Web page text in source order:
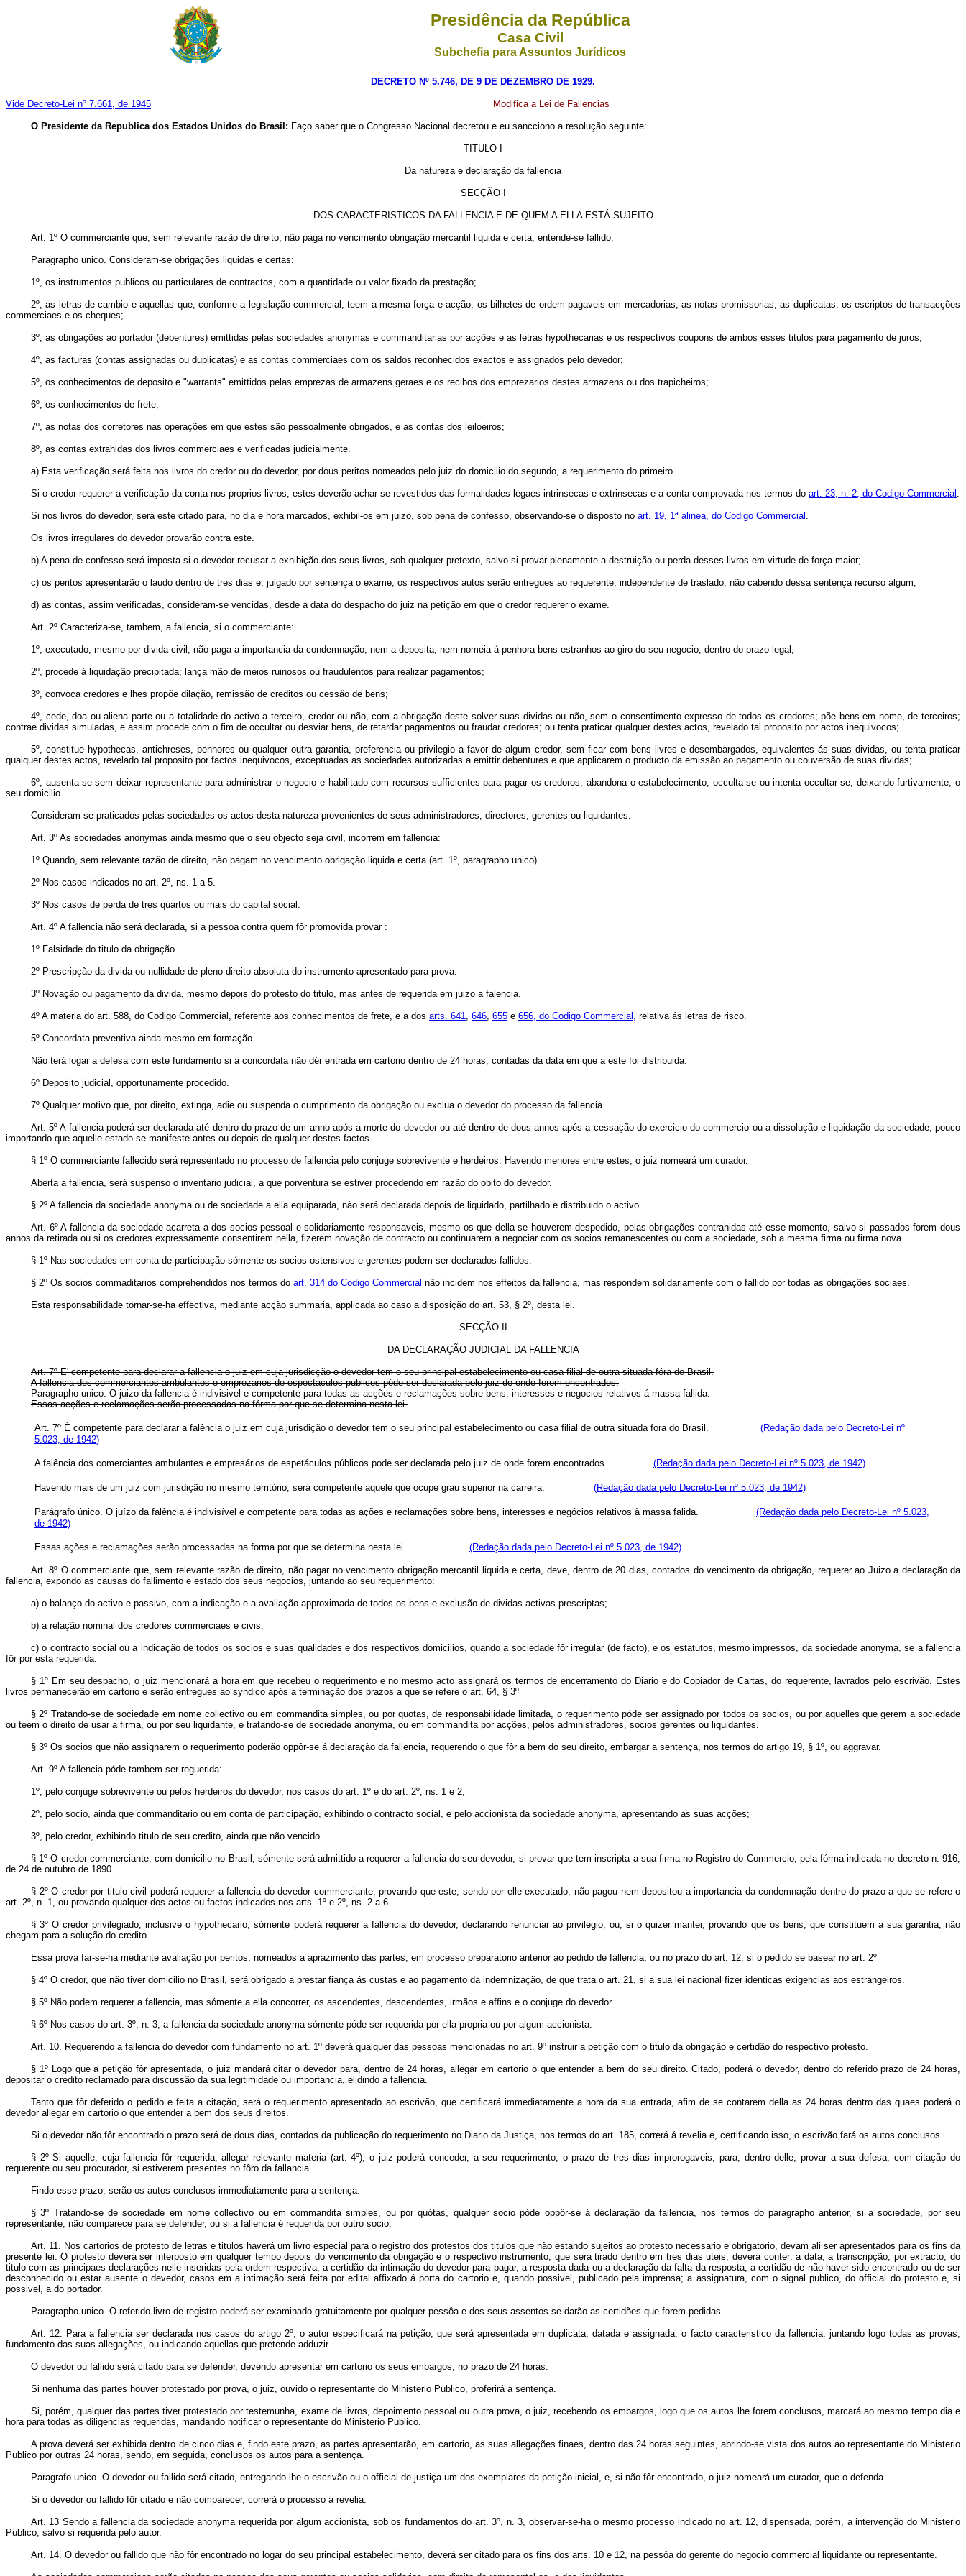
Presidência da República
Casa Civil
Subchefia para Assuntos Jurídicos
DECRETO Nº 5.746, DE 9 DE DEZEMBRO DE 1929.
Vide Decreto-Lei nº 7.661, de 1945 Modifica a Lei de Fallencias
O Presidente da Republica dos Estados Unidos do Brasil: Faço saber que o Congresso Nacional decretou e eu sancciono a resolução seguinte:
TITULO I
Da natureza e declaração da fallencia
SECÇÃO I
DOS CARACTERISTICOS DA FALLENCIA E DE QUEM A ELLA ESTÁ SUJEITO
Art. 1º O commerciante que, sem relevante razão de direito, não paga no vencimento obrigação mercantil liquida e certa, entende-se fallido.
Paragrapho unico. Consideram-se obrigações liquidas e certas:
1º, os instrumentos publicos ou particulares de contractos, com a quantidade ou valor fixado da prestação;
2º, as letras de cambio e aquellas que, conforme a legislação commercial, teem a mesma força e acção, os bilhetes de ordem pagaveis em mercadorias, as notas promissorias, as duplicatas, os escriptos de transacções
commerciaes e os cheques;
3º, as obrigações ao portador (debentures) emittidas pelas sociedades anonymas e commanditarias por acções e as letras hypothecarias e os respectivos coupons de ambos esses titulos para pagamento de juros;
4º, as facturas (contas assignadas ou duplicatas) e as contas commerciaes com os saldos reconhecidos exactos e assignados pelo devedor;
5º, os conhecimentos de deposito e "warrants" emittidos pelas emprezas de armazens geraes e os recibos dos emprezarios destes armazens ou dos trapicheiros;
6º, os conhecimentos de frete;
7º, as notas dos corretores nas operações em que estes são pessoalmente obrigados, e as contas dos leiloeiros;
8º, as contas extrahidas dos livros commerciaes e verificadas judicialmente.
a) Esta verificação será feita nos livros do credor ou do devedor, por dous peritos nomeados pelo juiz do domicilio do segundo, a requerimento do primeiro.
Si o credor requerer a verificação da conta nos proprios livros, estes deverão achar-se revestidos das formalidades legaes intrinsecas e extrinsecas e a conta comprovada nos termos do art. 23, n. 2, do Codigo Commercial .
Si nos livros do devedor, será este citado para, no dia e hora marcados, exhibil-os em juizo, sob pena de confesso, observando-se o disposto no art. 19, 1ª alinea, do Codigo Commercial .
Os livros irregulares do devedor provarão contra este.
b) A pena de confesso será imposta si o devedor recusar a exhibição dos seus livros, sob qualquer pretexto, salvo si provar plenamente a destruição ou perda desses livros em virtude de força maior;
c) os peritos apresentarão o laudo dentro de tres dias e, julgado por sentença o exame, os respectivos autos serão entregues ao requerente, independente de traslado, não cabendo dessa sentença recurso algum;
d) as contas, assim verificadas, consideram-se vencidas, desde a data do despacho do juiz na petição em que o credor requerer o exame.
Art. 2º Caracteriza-se, tambem, a fallencia, si o commerciante:
1º, executado, mesmo por divida civil, não paga a importancia da condemnação, nem a deposita, nem nomeia á penhora bens estranhos ao giro do seu negocio, dentro do prazo legal;
2º, procede á liquidação precipitada; lança mão de meios ruinosos ou fraudulentos para realizar pagamentos;
3º, convoca credores e lhes propõe dilação, remissão de creditos ou cessão de bens;
4º, cede, doa ou aliena parte ou a totalidade do activo a terceiro, credor ou não, com a obrigação deste solver suas dividas ou não, sem o consentimento expresso de todos os credores; põe bens em nome, de terceiros;
contrae dividas simuladas, e assim procede com o fim de occultar ou desviar bens, de retardar pagamentos ou fraudar credores; ou tenta praticar qualquer destes actos, revelado tal proposito por actos inequivocos;
5º, constitue hypothecas, antichreses, penhores ou qualquer outra garantia, preferencia ou privilegio a favor de algum credor, sem ficar com bens livres e desembargados, equivalentes ás suas dividas, ou tenta praticar
qualquer destes actos, revelado tal proposito por factos inequivocos, exceptuadas as sociedades autorizadas a emittir debentures e que applicarem o producto da emissão ao pagamento ou couversão de suas dividas;
6º, ausenta-se sem deixar representante para administrar o negocio e habilitado com recursos sufficientes para pagar os credoros; abandona o estabelecimento; occulta-se ou intenta occultar-se, deixando furtivamente, o
seu domicilio.
Consideram-se praticados pelas sociedades os actos desta natureza provenientes de seus administradores, directores, gerentes ou liquidantes.
Art. 3º As sociedades anonymas ainda mesmo que o seu objecto seja civil, incorrem em fallencia:
1º Quando, sem relevante razão de direito, não pagam no vencimento obrigação liquida e certa (art. 1º, paragrapho unico).
2º Nos casos indicados no art. 2º, ns. 1 a 5.
3º Nos casos de perda de tres quartos ou mais do capital social.
Art. 4º A fallencia não será declarada, si a pessoa contra quem fôr promovida provar :
1º Falsidade do titulo da obrigação.
2º Prescripção da divida ou nullidade de pleno direito absoluta do instrumento apresentado para prova.
3º Novação ou pagamento da divida, mesmo depois do protesto do titulo, mas antes de requerida em juizo a falencia.
4º A materia do art. 588, do Codigo Commercial, referente aos conhecimentos de frete, e a dos arts. 641, 646, 655 e 656, do Codigo Commercial, relativa ás letras de risco.
5º Concordata preventiva ainda mesmo em formação.
Não terá logar a defesa com este fundamento si a concordata não dér entrada em cartorio dentro de 24 horas, contadas da data em que a este foi distribuida.
6º Deposito judicial, opportunamente procedido.
7º Qualquer motivo que, por direito, extinga, adie ou suspenda o cumprimento da obrigação ou exclua o devedor do processo da fallencia.
Art. 5º A fallencia poderá ser declarada até dentro do prazo de um anno após a morte do devedor ou até dentro de dous annos após a cessação do exercicio do commercio ou a dissolução e liquidação da sociedade, pouco
importando que aquelle estado se manifeste antes ou depois de qualquer destes factos.
§ 1º O commerciante fallecido será representado no processo de fallencia pelo conjuge sobrevivente e herdeiros. Havendo menores entre estes, o juiz nomeará um curador.
Aberta a fallencia, será suspenso o inventario judicial, a que porventura se estiver procedendo em razão do obito do devedor.
§ 2º A fallencia da sociedade anonyma ou de sociedade a ella equiparada, não será declarada depois de liquidado, partilhado e distribuido o activo.
Art. 6º A fallencia da sociedade acarreta a dos socios pessoal e solidariamente responsaveis, mesmo os que della se houverem despedido, pelas obrigações contrahidas até esse momento, salvo si passados forem dous
annos da retirada ou si os credores expressamente consentirem nella, fizerem novação de contracto ou continuarem a negociar com os socios remanescentes ou com a sociedade, sob a mesma firma ou firma nova.
§ 1º Nas sociedades em conta de participação sómente os socios ostensivos e gerentes podem ser declarados fallidos.
§ 2º Os socios commaditarios comprehendidos nos termos do art. 314 do Codigo Commercial não incidem nos effeitos da fallencia, mas respondem solidariamente com o fallido por todas as obrigações sociaes.
Esta responsabilidade tornar-se-ha effectiva, mediante acção summaria, applicada ao caso a disposição do art. 53, § 2º, desta lei.
SECÇÃO II
DA DECLARAÇÃO JUDICIAL DA FALLENCIA
Art. 7º E' competente para declarar a fallencia o juiz em cuja jurisdicção o devedor tem o seu principal estabelecimento ou casa filial de outra situada fóra do Brasil.
A fallencia dos commerciantes ambulantes e emprezarios de espectaculos publicos póde ser declarada pelo juiz de onde forem encontrados.
Paragrapho unico. O juizo da fallencia é indivisivel e competente para todas as acções e reclamações sobre bens, interesses e negocios relativos á massa fallida.
Essas acções e reclamações serão processadas na fórma por que se determina nesta lei.
Art. 7º É competente para declarar a falência o juiz em cuja jurisdição o devedor tem o seu principal estabelecimento ou casa filial de outra situada fora do Brasil.
(Redação dada pelo Decreto-Lei nº
5.023, de 1942)
A falência dos comerciantes ambulantes e empresários de espetáculos públicos pode ser declarada pelo juiz de onde forem encontrados. (Redação dada pelo Decreto-Lei nº 5.023, de 1942)
Havendo mais de um juiz com jurisdição no mesmo território, será competente aquele que ocupe grau superior na carreira. (Redação dada pelo Decreto-Lei nº 5.023, de 1942)
Parágrafo único. O juízo da falência é indivisível e competente para todas as ações e reclamações sobre bens, interesses e negócios relativos à massa falida.
(Redação dada pelo Decreto-Lei nº 5.023,
de 1942)
Essas ações e reclamações serão processadas na forma por que se determina nesta lei. (Redação dada pelo Decreto-Lei nº 5.023, de 1942)
Art. 8º O commerciante que, sem relevante razão de direito, não pagar no vencimento obrigação mercantil liquida e certa, deve, dentro de 20 dias, contados do vencimento da obrigação, requerer ao Juizo a declaração da
fallencia, expondo as causas do fallimento e estado dos seus negocios, juntando ao seu requerimento:
a) o balanço do activo e passivo, com a indicação e a avaliação approximada de todos os bens e exclusão de dividas activas prescriptas;
b) a relação nominal dos credores commerciaes e civis;
c) o contracto social ou a indicação de todos os socios e suas qualidades e dos respectivos domicilios, quando a sociedade fôr irregular (de facto), e os estatutos, mesmo impressos, da sociedade anonyma, se a fallencia
fôr por esta requerida.
§ 1º Em seu despacho, o juiz mencionará a hora em que recebeu o requerimento e no mesmo acto assignará os termos de encerramento do Diario e do Copiador de Cartas, do requerente, lavrados pelo escrivão. Estes
livros permanecerão em cartorio e serão entregues ao syndico após a terminação dos prazos a que se refere o art. 64, § 3º
§ 2º Tratando-se de sociedade em nome collectivo ou em commandita simples, ou por quotas, de responsabilidade limitada, o requerimento póde ser assignado por todos os socios, ou por aquelles que gerem a sociedade
ou teem o direito de usar a firma, ou por seu liquidante, e tratando-se de sociedade anonyma, ou em commandita por acções, pelos administradores, socios gerentes ou liquidantes.
§ 3º Os socios que não assignarem o requerimento poderão oppôr-se á declaração da fallencia, requerendo o que fôr a bem do seu direito, embargar a sentença, nos termos do artigo 19, § 1º, ou aggravar.
Art. 9º A fallencia póde tambem ser reguerida:
1º, pelo conjuge sobrevivente ou pelos herdeiros do devedor, nos casos do art. 1º e do art. 2º, ns. 1 e 2;
2º, pelo socio, ainda que commanditario ou em conta de participação, exhibindo o contracto social, e pelo accionista da sociedade anonyma, apresentando as suas acções;
3º, pelo credor, exhibindo titulo de seu credito, ainda que não vencido.
§ 1º O credor commerciante, com domicilio no Brasil, sómente será admittido a requerer a fallencia do seu devedor, si provar que tem inscripta a sua firma no Registro do Commercio, pela fórma indicada no decreto n. 916,
de 24 de outubro de 1890.
§ 2º O credor por titulo civil poderá requerer a fallencia do devedor commerciante, provando que este, sendo por elle executado, não pagou nem depositou a importancia da condemnação dentro do prazo a que se refere o
art. 2º, n. 1, ou provando qualquer dos actos ou factos indicados nos arts. 1º e 2º, ns. 2 a 6.
§ 3º O credor privilegiado, inclusive o hypothecario, sómente poderá requerer a fallencia do devedor, declarando renunciar ao privilegio, ou, si o quizer manter, provando que os bens, que constituem a sua garantia, não
chegam para a solução do credito.
Essa prova far-se-ha mediante avaliação por peritos, nomeados a aprazimento das partes, em processo preparatorio anterior ao pedido de fallencia, ou no prazo do art. 12, si o pedido se basear no art. 2º
§ 4º O credor, que não tiver domicilio no Brasil, será obrigado a prestar fiança ás custas e ao pagamento da indemnização, de que trata o art. 21, si a sua lei nacional fizer identicas exigencias aos estrangeiros.
§ 5º Não podem requerer a fallencia, mas sómente a ella concorrer, os ascendentes, descendentes, irmãos e affins e o conjuge do devedor.
§ 6º Nos casos do art. 3º, n. 3, a fallencia da sociedade anonyma sómente póde ser requerida por ella propria ou por algum accionista.
Art. 10. Requerendo a fallencia do devedor com fundamento no art. 1º deverá qualquer das pessoas mencionadas no art. 9º instruir a petição com o titulo da obrigação e certidão do respectivo protesto.
§ 1º Logo que a petição fôr apresentada, o juiz mandará citar o devedor para, dentro de 24 horas, allegar em cartorio o que entender a bem do seu direito. Citado, poderá o devedor, dentro do referido prazo de 24 horas,
depositar o credito reclamado para discussão da sua legitimidade ou importancia, elidindo a fallencia.
Tanto que fôr deferido o pedido e feita a citação, será o requerimento apresentado ao escrivão, que certificará immediatamente a hora da sua entrada, afim de se contarem della as 24 horas dentro das quaes poderá o
devedor allegar em cartorio o que entender a bem dos seus direitos.
Si o devedor não fôr encontrado o prazo será de dous dias, contados da publicação do requerimento no Diario da Justiça, nos termos do art. 185, correrá á revelia e, certificando isso, o escrivão fará os autos conclusos.
§ 2º Si aquelle, cuja fallencia fôr requerida, allegar relevante materia (art. 4º), o juiz poderá conceder, a seu requerimento, o prazo de tres dias improrogaveis, para, dentro delle, provar a sua defesa, com citação do
requerente ou seu procurador, si estiverem presentes no fôro da fallancia.
Findo esse prazo, serão os autos conclusos immediatamente para a sentença.
§ 3º Tratando-se de sociedade em nome collectivo ou em commandita simples, ou por quótas, qualquer socio póde oppôr-se á declaração da fallencia, nos termos do paragrapho anterior, si a sociedade, por seu
representante, não comparece para se defender, ou si a fallencia é requerida por outro socio.
Art. 11. Nos cartorios de protesto de letras e titulos haverá um livro especial para o registro dos protestos dos titulos que não estando sujeitos ao protesto necessario e obrigatorio, devam ali ser apresentados para os fins da
presente lei. O protesto deverá ser interposto em qualquer tempo depois do vencimento da obrigação e o respectivo instrumento, que será tirado dentro em tres dias uteis, deverá conter: a data; a transcripção, por extracto, do
titulo com as principaes declarações nelle inseridas pela ordem respectiva; a certidão da intimação do devedor para pagar, a resposta dada ou a declaração da falta da resposta; a certidão de não haver sido encontrado ou de ser
desconhecido ou estar ausente o devedor, casos em a intimação será feita por edital affixado á porta do cartorio e, quando possivel, publicado pela imprensa; a assignatura, com o signal publico, do official do protesto e, si
possivel, a do portador.
Paragrapho unico. O referido livro de registro poderá ser examinado gratuitamente por qualquer pessôa e dos seus assentos se darão as certidões que forem pedidas.
Art. 12. Para a fallencia ser declarada nos casos do artigo 2º, o autor especificará na petição, que será apresentada em duplicata, datada e assignada, o facto caracteristico da fallencia, juntando logo todas as provas,
fundamento das suas allegações, ou indicando aquellas que pretende adduzir.
O devedor ou fallido será citado para se defender, devendo apresentar em cartorio os seus embargos, no prazo de 24 horas.
Si nenhuma das partes houver protestado por prova, o juiz, ouvido o representante do Ministerio Publico, proferirá a sentença.
Si, porém, qualquer das partes tiver protestado por testemunha, exame de livros, depoimento pessoal ou outra prova, o juiz, recebendo os embargos, logo que os autos lhe forem conclusos, marcará ao mesmo tempo dia e
hora para todas as diligencias requeridas, mandando notificar o representante do Ministerio Publico.
A prova deverá ser exhibida dentro de cinco dias e, findo este prazo, as partes apresentarão, em cartorio, as suas allegações finaes, dentro das 24 horas seguintes, abrindo-se vista dos autos ao representante do Ministerio
Publico por outras 24 horas, sendo, em seguida, conclusos os autos para a sentença.
Paragrafo unico. O devedor ou fallido será citado, entregando-lhe o escrivão ou o official de justiça um dos exemplares da petição inicial, e, si não fôr encontrado, o juiz nomeará um curador, que o defenda.
Si o devedor ou fallido fôr citado e não comparecer, correrá o processo á revelia.
Art. 13 Sendo a fallencia da sociedade anonyma requerida por algum accionista, sob os fundamentos do art. 3º, n. 3, observar-se-ha o mesmo processo indicado no art. 12, dispensada, porém, a intervenção do Ministerio
Publico, salvo si requerida pelo autor.
Art. 14. O devedor ou fallido que não fôr encontrado no logar do seu principal estabelecimento, deverá ser citado para os fins dos arts. 10 e 12, na pessôa do gerente do negocio commercial liquidante ou representante.